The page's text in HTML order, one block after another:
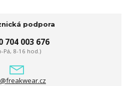
podpora
704 003 676
Pá, 8-16 hod.)